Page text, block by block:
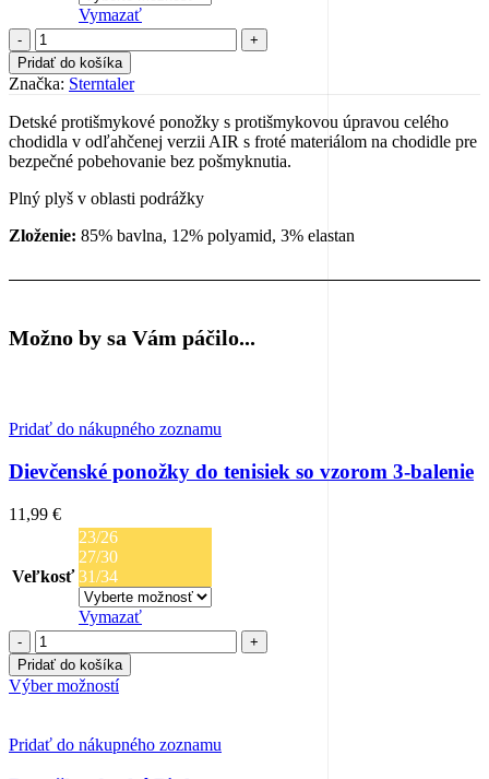
Vymazať
množstvo
Protišmykové
ponožky
AIR
–
Sivý
vlk
Pridať do košíka
Značka: Sterntaler
Detské protišmykové ponožky s protišmykovou úpravou celého
chodidla v odľahčenej verzii AIR s froté materiálom na chodidle pre
bezpečné pobehovanie bez pošmyknutia.
Plný plyš v oblasti podrážky
Zloženie: 85% bavlna, 12% polyamid, 3% elastan
Možno by sa Vám páčilo...
Pridať do nákupného zoznamu
Dievčenské ponožky do tenisiek so vzorom 3-balenie
11,99 €
Veľkosť
23/26
27/30
31/34
Vymazať
množstvo
Dievčenské
ponožky
do
so
vzorom
Pridať do košíka
Výber možnostíTento
viacero
Pridať do nákupného zoznamu